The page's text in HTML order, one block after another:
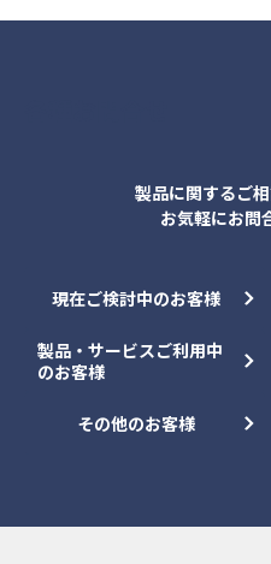
製品に関するご
お気軽にお問
現在ご検討中のお客様
製品・サービスご利用中
のお客様
その他のお客様